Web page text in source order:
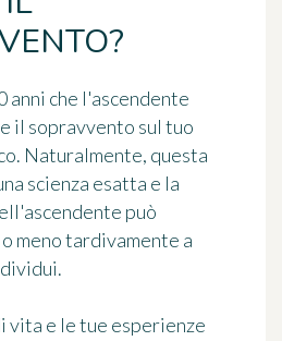
anni che l'ascendente
il sopravvento sul tuo
Naturalmente, questa
scienza esatta e la
può
meno tardivamente a
vita e le tue esperienze